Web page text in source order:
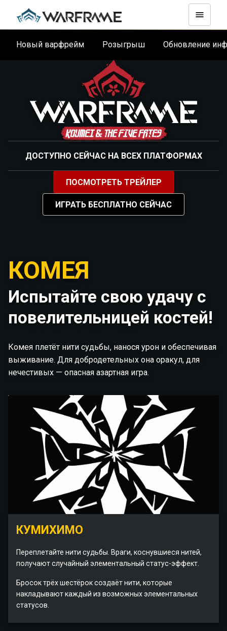
Новый варфрейм Розыгрыш Обновление
ДОСТУПНО СЕЙЧАС НА ВСЕХ ПЛАТФОРМАХ
ПОСМОТРЕТЬ ТРЕЙЛЕР
ИГРАТЬ БЕСПЛАТНО СЕЙЧАС
КОМЕЯ
Испытайте свою удачу с
повелительницей костей!
Комея плетёт нити судьбы, нанося урон и обеспечивая
выживание. Для добродетельных она оракул, для
нечестивых — опасная азартная игра.
КУМИХИМО
Переплетайте нити судьбы. Враги, коснувшиеся нитей,
получают случайный элементальный статус-эффект.
Бросок трёх шестёрок создаёт нити, которые
накладывают каждый из возможных элементальных
статусов.